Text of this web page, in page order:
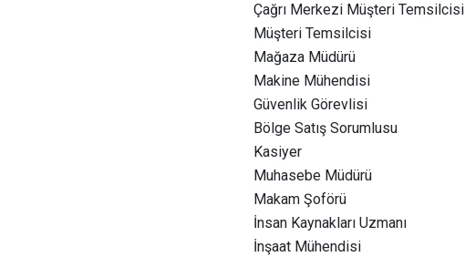
Çağrı Merkezi Müşteri Temsilcisi
Müşteri Temsilcisi
Mağaza Müdürü
Makine Mühendisi
Güvenlik Görevlisi
Bölge Satış Sorumlusu
Kasiyer
Muhasebe Müdürü
Makam Şoförü
İnsan Kaynakları Uzmanı
İnşaat Mühendisi